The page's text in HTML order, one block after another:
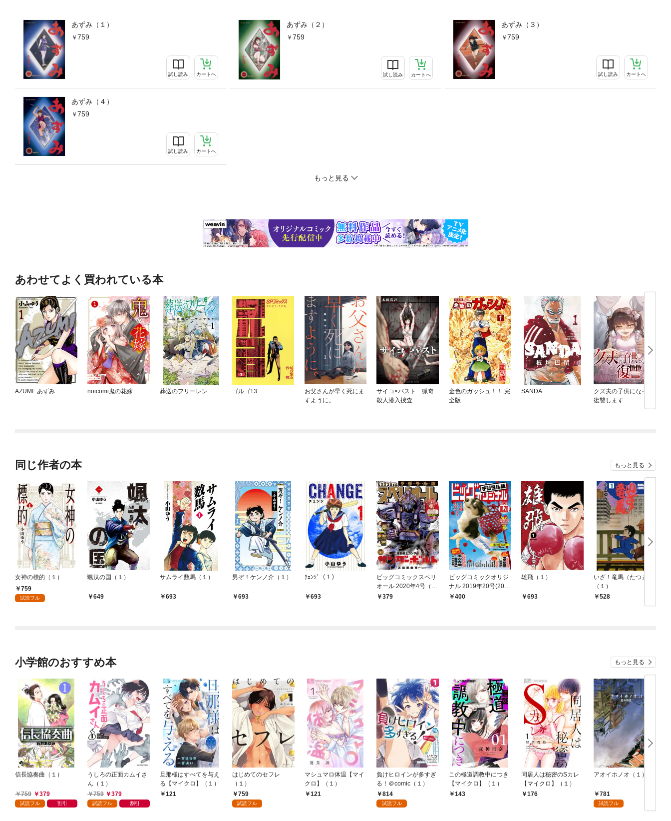
あずみ（１）
759
試し読み カートへ
あずみ（２）
759
試し読み カートへ
あずみ（３）
759
試し読み カートへ
あずみ（４）
759
試し読み カートへ
もっと見る
あわせてよく買われている本
AZUMI−あずみ− noicomi鬼の花嫁 葬送のフリーレン ゴルゴ13
お父さんが早く死にま
すように。
サイコ×パスト 猟奇
殺人潜入捜査
金色のガッシュ！！ 完
全版
SANDA
クズ夫の子供になって
復讐します
同じ作者の本 もっと見る
女神の標的（１）
759
試読フル
颯汰の国（１）
649
サムライ数馬（１）
693
男ぞ！ケンノ介（１）
693
ﾁｪﾝｼﾞ（１）
693
ビッグコミックスペリ
オール 2020年4号（20
20年1月24日発売）
379
ビッグコミックオリジ
ナル 2019年20号(201
9年10月4日発売)
400
雄飛（１）
693
いざ！竜馬（たつま）
（１）
528
小学館のおすすめ本 もっと見る
信長協奏曲（１）
759 379
試読フル 割引
うしろの正面カムイさ
ん（１）
759
379
試読フル 割引
旦那様はすべてを与え
る【マイクロ】（１）
121
はじめてのセフレ
（１）
759
試読フル
マシュマロ体温【マイ
クロ】（１）
121
負けヒロインが多すぎ
る！＠comic（１）
814
試読フル
この極道調教中につき
【マイクロ】（１）
143
同居人は秘密のSカレ
【マイクロ】（１）
176
アオイホノオ（１）
781
試読フル